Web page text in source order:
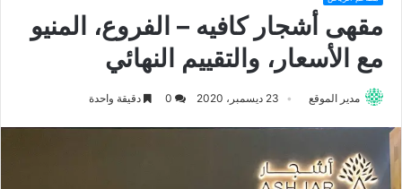
مقهى أشجار كافيه – الفروع، المنيو
مع الأسعار، والتقييم النهائي
مدير الموقع 23 ديسمبر، 2020 دقيقة واحدة